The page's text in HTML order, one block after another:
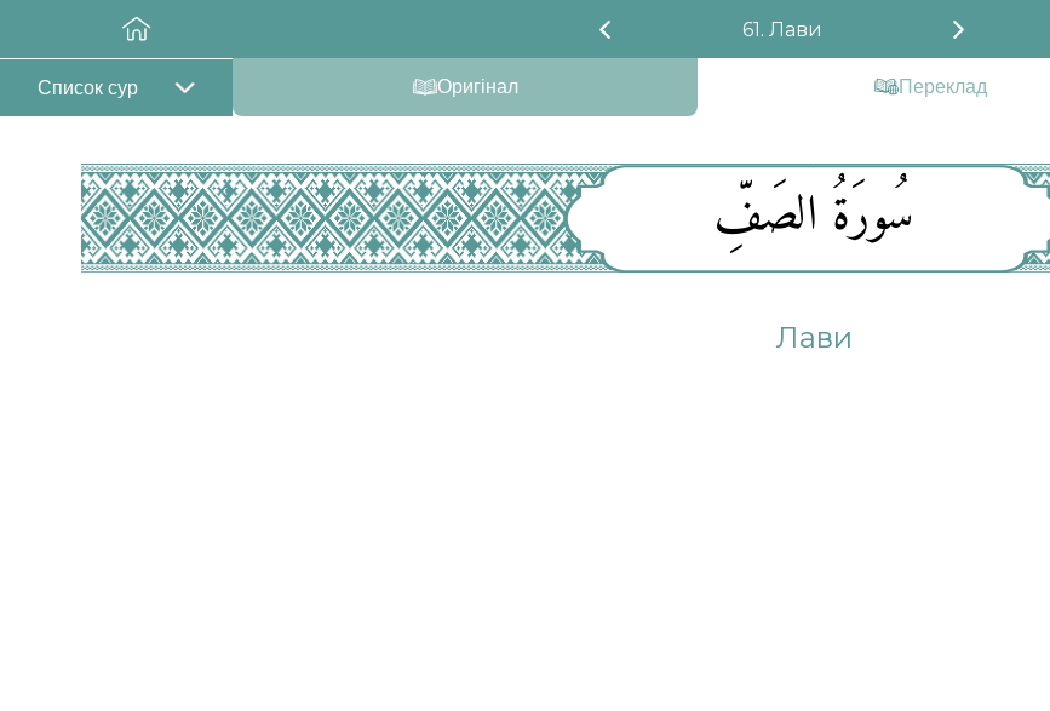
61. Лави
Список сур Оригінал Переклад
سُورَةُ الصَفِّ
Лави